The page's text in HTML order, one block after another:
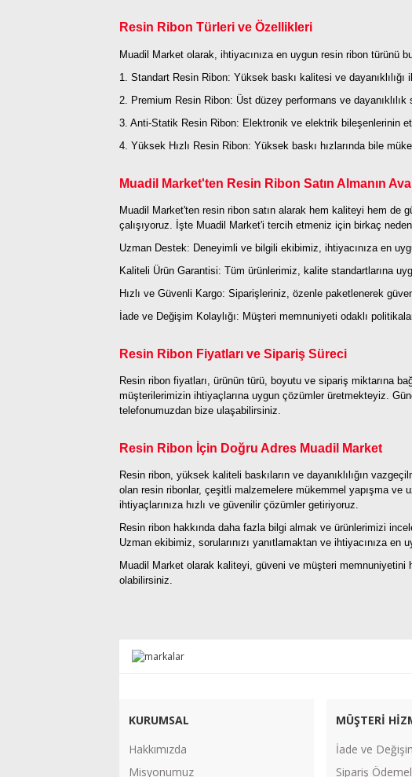
Resin Ribon Türleri ve Özellikleri
Muadil Market olarak, ihtiyacınıza en uygun resin ribon türünü
1. Standart Resin Ribon: Yüksek baskı kalitesi ve
2. Premium Resin Ribon: Üst düzey performans ve dayanıklılık
3. Anti-Statik Resin Ribon: Elektronik ve elektrik bileşenlerinin
4. Yüksek Hızlı Resin Ribon: Yüksek baskı hızlarında bile
Muadil Market'ten Resin Ribon Satın Almanın
Muadil Market'ten resin ribon satın alarak hem kaliteyi hem de
çalışıyoruz. İşte Muadil Market'i tercih etmeniz için birkaç
Uzman Destek: Deneyimli ve bilgili ekibimiz, ihtiyacınıza en
Kaliteli Ürün Garantisi: Tüm ürünlerimiz, kalite standartlarına
Hızlı ve Güvenli Kargo: Siparişleriniz, özenle paketlenerek
İade ve Değişim Kolaylığı: Müşteri memnuniyeti odaklı
Resin Ribon Fiyatları ve Sipariş Süreci
Resin ribon fiyatları, ürünün türü, boyutu ve sipariş miktarına
müşterilerimizin ihtiyaçlarına uygun çözümler üretmekteyiz.
telefonumuzdan bize ulaşabilirsiniz.
Resin Ribon İçin Doğru Adres Muadil Market
Resin ribon, yüksek kaliteli baskıların ve dayanıklılığın
olan resin ribonlar, çeşitli malzemelere mükemmel yapışma
ihtiyaçlarınıza hızlı ve güvenilir çözümler getiriyoruz.
Resin ribon hakkında daha fazla bilgi almak ve ürünlerimizi
Uzman ekibimiz, sorularınızı yanıtlamaktan ve ihtiyacınıza
Muadil Market olarak kaliteyi, güveni ve müşteri memnuniyetini
olabilirsiniz.
KURUMSAL
Hakkımızda
Misyonumuz
MÜŞTERİ
İade ve
Sipariş